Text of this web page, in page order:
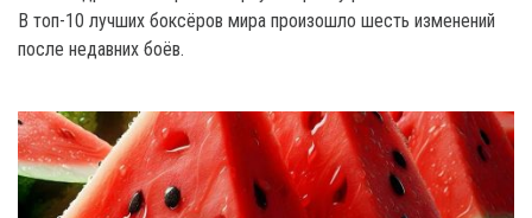
В топ-10 лучших боксёров мира произошло шесть изменений
после недавних боёв.